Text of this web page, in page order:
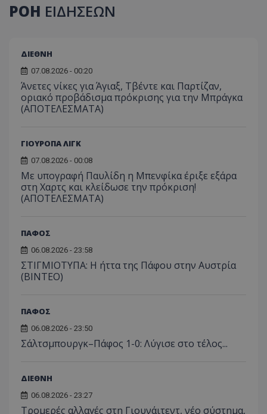
ΡΟΗ ΕΙΔΗΣΕΩΝ
ΔΙΕΘΝΗ
07.08.2026 - 00:20
Άνετες νίκες για Άγιαξ, Τβέντε και Παρτίζαν,
οριακό προβάδισμα πρόκρισης για την Μπράγκα
(ΑΠΟΤΕΛΕΣΜΑΤΑ)
ΓΙΟΥΡΟΠΑ ΛΙΓΚ
07.08.2026 - 00:08
Με υπογραφή Παυλίδη η Μπενφίκα έριξε εξάρα
στη Χαρτς και κλείδωσε την πρόκριση!
(ΑΠΟΤΕΛΕΣΜΑΤΑ)
ΠΑΦΟΣ
06.08.2026 - 23:58
ΣΤΙΓΜΙΟΤΥΠΑ: Η ήττα της Πάφου στην Αυστρία
(ΒΙΝΤΕΟ)
ΠΑΦΟΣ
06.08.2026 - 23:50
Σάλτσμπουργκ–Πάφος 1-0: Λύγισε στο τέλος...
ΔΙΕΘΝΗ
06.08.2026 - 23:27
Τρομερές αλλαγές στη Γιουνάιτεντ, νέο σύστημα,